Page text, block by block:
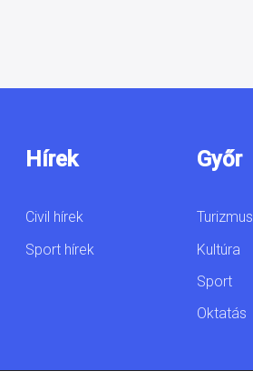
Hírek
Civil hírek
Sport hírek
Győr
Turizmus
Kultúra
Sport
Oktatás